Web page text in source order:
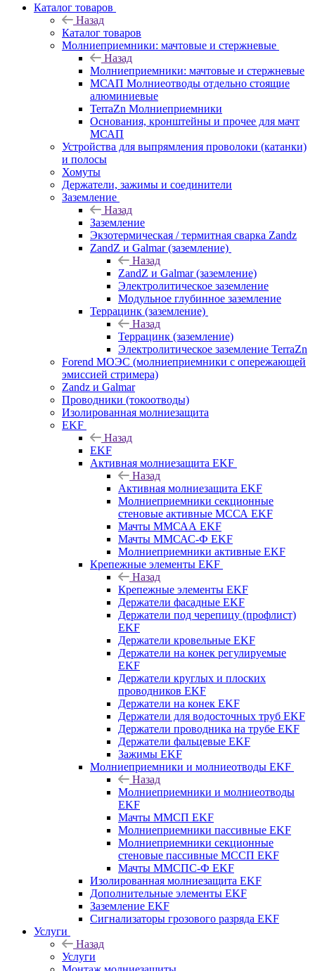
Каталог товаров
Назад
Каталог товаров
Молниеприемники: мачтовые и стержневые
Назад
Молниеприемники: мачтовые и стержневые
МСАП Молниеотводы отдельно стоящие
алюминиевые
TerraZn Молниеприемники
Основания, кронштейны и прочее для мачт
МСАП
Устройства для выпрямления проволоки (катанки)
и полосы
Хомуты
Держатели, зажимы и соединители
Заземление
Назад
Заземление
Экзотермическая / термитная сварка Zandz
ZandZ и Galmar (заземление)
Назад
ZandZ и Galmar (заземление)
Электролитическое заземление
Модульное глубинное заземление
Террацинк (заземление)
Назад
Террацинк (заземление)
Электролитическое заземление TerraZn
Forend МОЭС (молниеприемники с опережающей
эмиссией стримера)
Zandz и Galmar
Проводники (токоотводы)
Изолированная молниезащита
EKF
Назад
EKF
Активная молниезащита EKF
Назад
Активная молниезащита EKF
Молниеприемники секционные
стеновые активные МССА EKF
Мачты ММСАА EKF
Мачты ММСАС-Ф EKF
Молниеприемники активные EKF
Крепежные элементы EKF
Назад
Крепежные элементы EKF
Держатели фасадные EKF
Держатели под черепицу (профлист)
EKF
Держатели кровельные EKF
Держатели на конек регулируемые
EKF
Держатели круглых и плоских
проводников EKF
Держатели на конек EKF
Держатели для водосточных труб EKF
Держатели проводника на трубе EKF
Держатели фальцевые EKF
Зажимы EKF
Молниеприемники и молниеотводы EKF
Назад
Молниеприемники и молниеотводы
EKF
Мачты ММСП EKF
Молниеприемники пассивные EKF
Молниеприемники секционные
стеновые пассивные МССП EKF
Мачты ММСПС-Ф EKF
Изолированная молниезащита EKF
Дополнительные элементы EKF
Заземление EKF
Сигнализаторы грозового разряда EKF
Услуги
Назад
Услуги